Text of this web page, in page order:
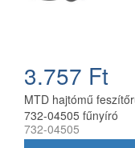
3.757 Ft
MTD hajtómű
732-04505 fűnyíró
traktorhoz
732-04505